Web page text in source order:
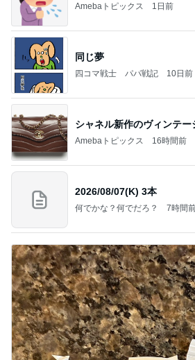
Amebaトピックス 1日前
同じ夢
四コマ戦士 パパ戦記 10日前
シャネル新作のヴィンテー
Amebaトピックス 16時間前
2026/08/07(K) 3本
何でかな？何でだろ？ 7時間